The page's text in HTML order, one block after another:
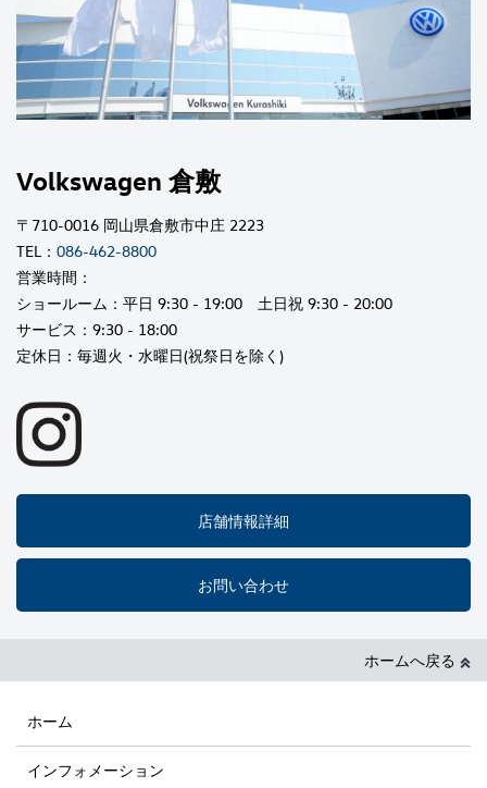
Volkswagen 倉敷
〒710-0016 岡山県倉敷市中庄 2223
TEL： 086-462-8800
営業時間：
ショールーム：平日 9:30 - 19:00 土日祝 9:30 - 20:00
サービス：9:30 - 18:00
定休日：毎週火・水曜日(祝祭日を除く)
店舗情報詳細
お問い合わせ
ホームへ戻る
ホーム
インフォメーション